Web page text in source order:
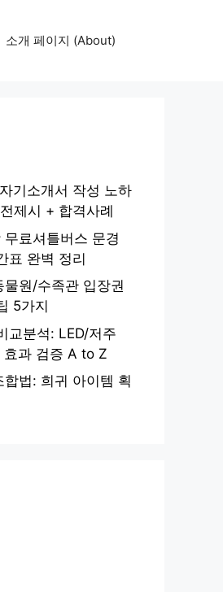
소개 페이지 (About)
기소개서 작성 노하
제시 + 합격사례
료셔틀버스 문경
표 완벽 정리
물원/수족관 입장권
5가지
교분석: LED/저주
과 검증 A to Z
법: 희귀 아이템 획